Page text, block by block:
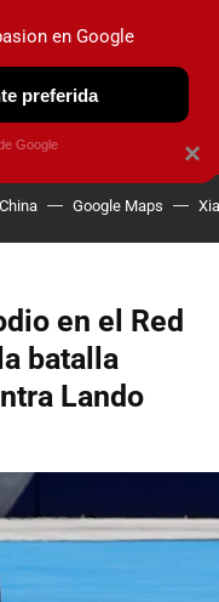
OBSERVATORIO
China Google Maps
en el Red
batalla
Lando
×
en Google
preferida
Google